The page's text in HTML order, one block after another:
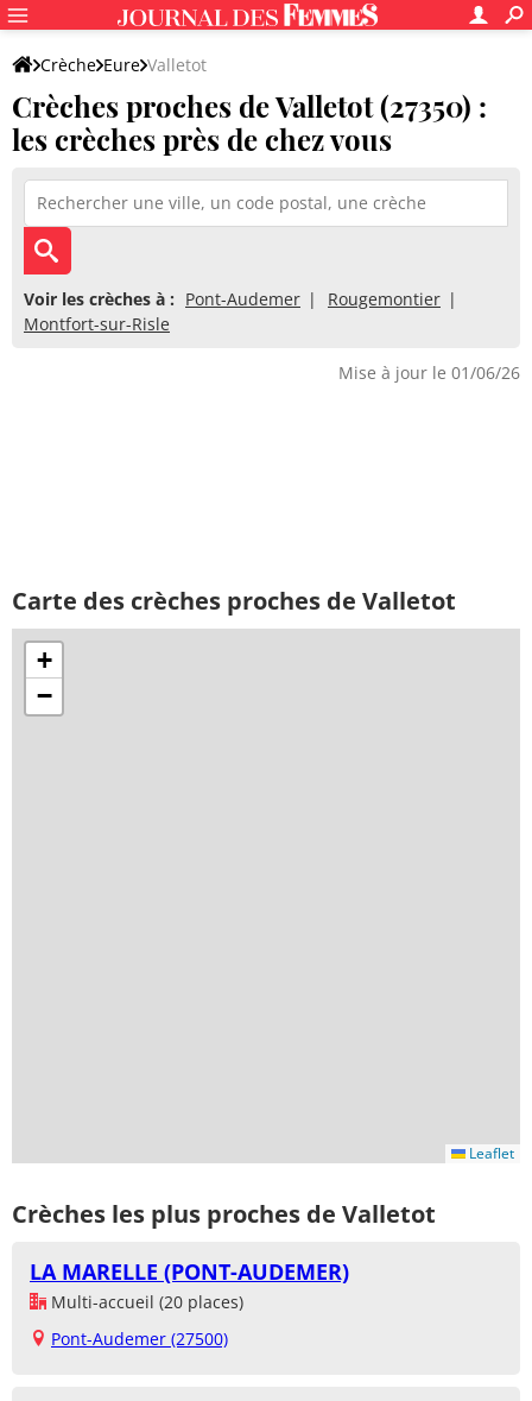
Crèche Eure Valletot
Crèches proches de Valletot (27350) :
les crèches près de chez vous
Voir les crèches à : Pont-Audemer
Rougemontier
Montfort-sur-Risle
Mise à jour le 01/06/26
Carte des crèches proches de Valletot
+
−
Leaflet
Crèches les plus proches de Valletot
LA MARELLE (PONT-AUDEMER)
Multi-accueil (20 places)
Pont-Audemer (27500)